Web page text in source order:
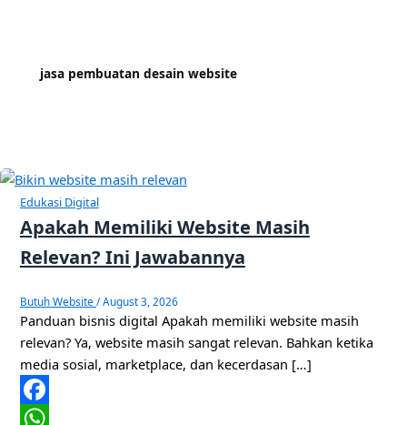
jasa pembuatan desain website
Edukasi Digital
Apakah Memiliki Website Masih
Relevan? Ini Jawabannya
Butuh Website /August 3, 2026
Panduan bisnis digital Apakah memiliki website masih
relevan? Ya, website masih sangat relevan. Bahkan ketika
media sosial, marketplace, dan kecerdasan […]
Facebook